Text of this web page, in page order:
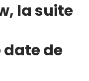
la suite
de